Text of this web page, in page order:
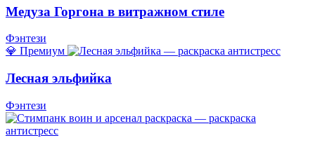
Медуза Горгона в витражном стиле
Фэнтези
💎 Премиум
Лесная эльфийка
Фэнтези